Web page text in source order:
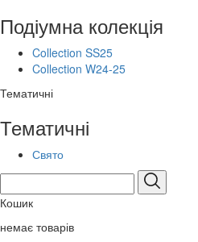
Подіумна колекція
Collection SS25
Collection W24-25
Тематичні
Тематичні
Свято
Кошик
немає товарів